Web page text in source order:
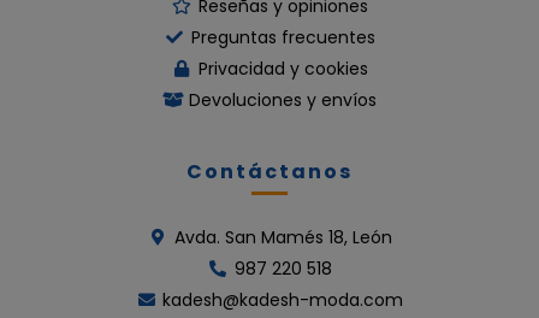
Reseñas y opiniones
Preguntas frecuentes
Privacidad y cookies
Devoluciones y envíos
Contáctanos
Avda. San Mamés 18, León
987 220 518
kadesh@kadesh-moda.com